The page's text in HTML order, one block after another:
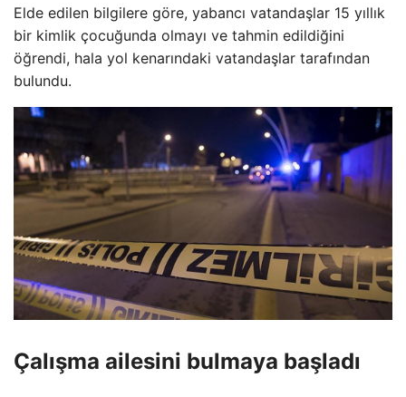
Elde edilen bilgilere göre, yabancı vatandaşlar 15 yıllık
bir kimlik çocuğunda olmayı ve tahmin edildiğini
öğrendi, hala yol kenarındaki vatandaşlar tarafından
bulundu.
Çalışma ailesini bulmaya başladı